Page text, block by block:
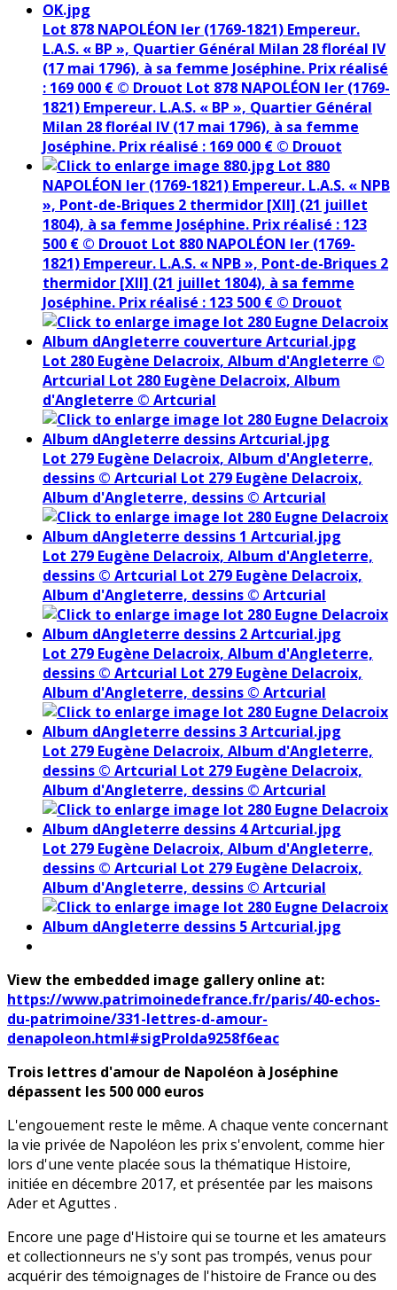
Lot 878 NAPOLÉON Ier (1769-1821) Empereur.
L.A.S. « BP », Quartier Général Milan 28 floréal IV
(17 mai 1796), à sa femme Joséphine. Prix réalisé
: 169 000 € © Drouot Lot 878 NAPOLÉON Ier (1769-
1821) Empereur. L.A.S. « BP », Quartier Général
Milan 28 floréal IV (17 mai 1796), à sa femme
Joséphine. Prix réalisé : 169 000 € © Drouot
Lot 880
NAPOLÉON Ier (1769-1821) Empereur. L.A.S. « NPB
», Pont-de-Briques 2 thermidor [XII] (21 juillet
1804), à sa femme Joséphine. Prix réalisé : 123
500 € © Drouot Lot 880 NAPOLÉON Ier (1769-
1821) Empereur. L.A.S. « NPB », Pont-de-Briques 2
thermidor [XII] (21 juillet 1804), à sa femme
Joséphine. Prix réalisé : 123 500 € © Drouot
Lot 280 Eugène Delacroix, Album d'Angleterre ©
Artcurial Lot 280 Eugène Delacroix, Album
d'Angleterre © Artcurial
Lot 279 Eugène Delacroix, Album d'Angleterre,
dessins © Artcurial Lot 279 Eugène Delacroix,
Album d'Angleterre, dessins © Artcurial
Lot 279 Eugène Delacroix, Album d'Angleterre,
dessins © Artcurial Lot 279 Eugène Delacroix,
Album d'Angleterre, dessins © Artcurial
Lot 279 Eugène Delacroix, Album d'Angleterre,
dessins © Artcurial Lot 279 Eugène Delacroix,
Album d'Angleterre, dessins © Artcurial
Lot 279 Eugène Delacroix, Album d'Angleterre,
dessins © Artcurial Lot 279 Eugène Delacroix,
Album d'Angleterre, dessins © Artcurial
Lot 279 Eugène Delacroix, Album d'Angleterre,
dessins © Artcurial Lot 279 Eugène Delacroix,
Album d'Angleterre, dessins © Artcurial
View the embedded image gallery online at:
https://www.patrimoinedefrance.fr/paris/40-echos-
du-patrimoine/331-lettres-d-amour-
denapoleon.html#sigProIda9258f6eac
Trois lettres d'amour de Napoléon à Joséphine
dépassent les 500 000 euros
L'engouement reste le même. A chaque vente concernant
la vie privée de Napoléon les prix s'envolent, comme hier
lors d'une vente placée sous la thématique Histoire,
initiée en décembre 2017, et présentée par les maisons
Ader et Aguttes .
Encore une page d'Histoire qui se tourne et les amateurs
et collectionneurs ne s'y sont pas trompés, venus pour
acquérir des témoignages de l'histoire de France ou des